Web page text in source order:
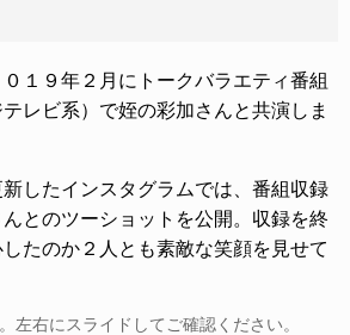
１９年２月にトークバラエティ番組
テレビ系）で姪の彩加さんと共演しま
したインスタグラムでは、番組収録
とのツーショットを公開。収録を終
たのか２人とも素敵な笑顔を見せて
左右にスライドしてご確認ください。